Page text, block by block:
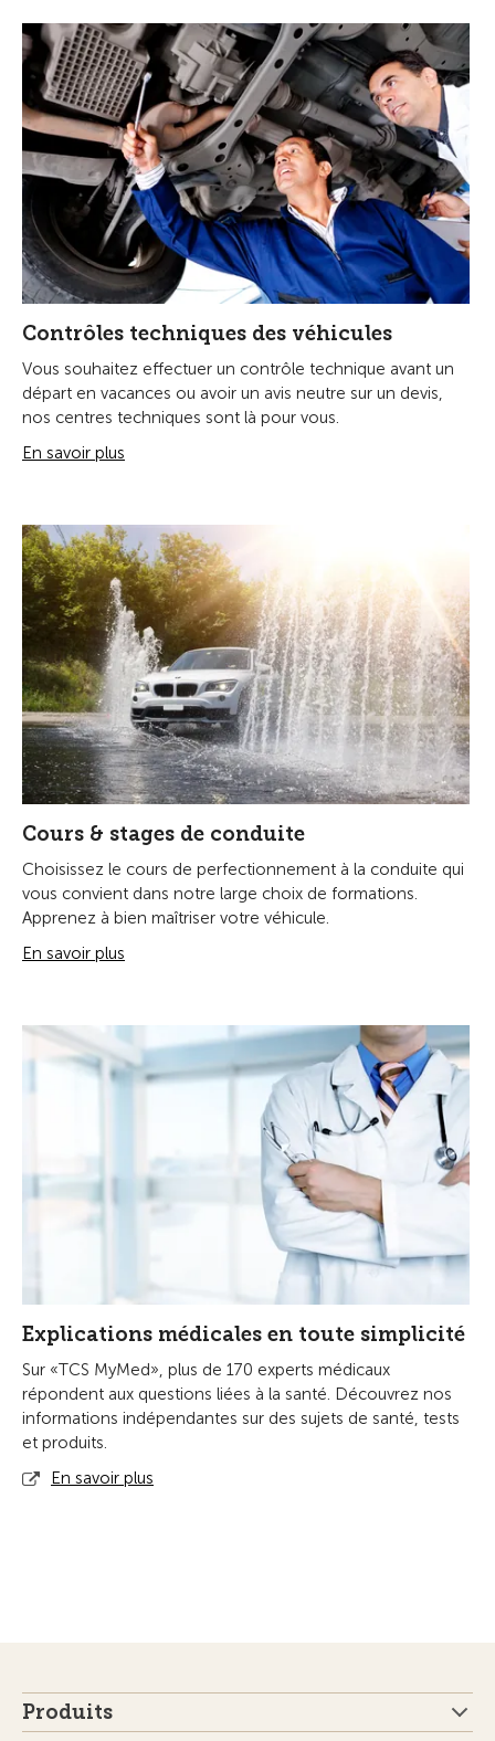
Contrôles techniques des véhicules
Vous souhaitez effectuer un contrôle technique avant un
départ en vacances ou avoir un avis neutre sur un devis,
nos centres techniques sont là pour vous.
En savoir plus
Cours & stages de conduite
Choisissez le cours de perfectionnement à la conduite qui
vous convient dans notre large choix de formations.
Apprenez à bien maîtriser votre véhicule.
En savoir plus
Explications médicales en toute simplicité
Sur «TCS MyMed», plus de 170 experts médicaux
répondent aux questions liées à la santé. Découvrez nos
informations indépendantes sur des sujets de santé, tests
et produits.
En savoir plus
Produits